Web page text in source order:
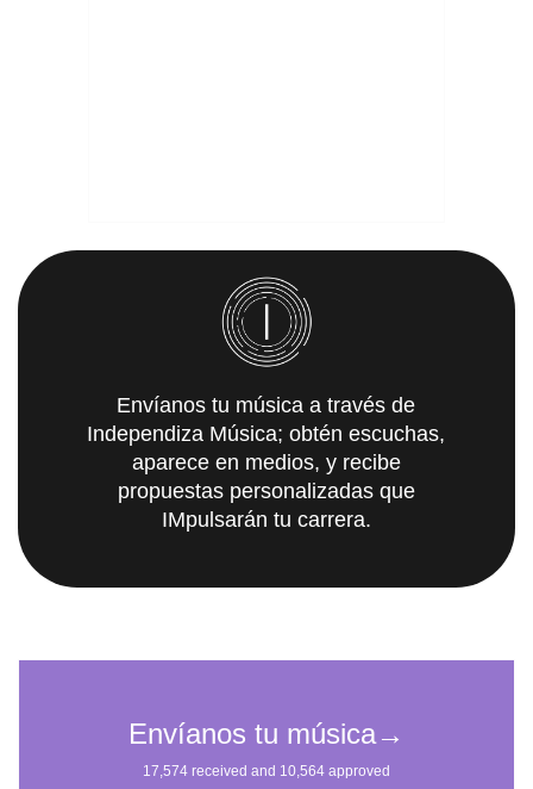
Envíanos tu música a través de
Independiza Música; obtén escuchas,
aparece en medios, y recibe
propuestas personalizadas que
IMpulsarán tu carrera.